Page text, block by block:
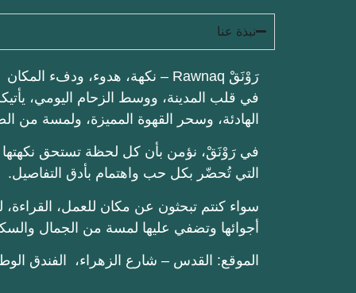
نبذة عنا
رَوْنَقْ Rawnaq – نكهة، هدوء، ودفء المكان
في قلب المدينة، ووسط الزحام اليومي،
الهادئة، وسحر القهوة المميزة، ولمسة من
في رَوْنَقْ، نؤمن بأن كل لحظة تستحق نكهتها
التي تُحضّر بكل حب واهتمام بأدق التفاصيل.
سواء كنتم تبحثون عن مكان للعمل، القراءة،
أجوائها وتضفي عليها لمسة من الجمال
الموقع: القدس – شارع الزهراء، الفندق